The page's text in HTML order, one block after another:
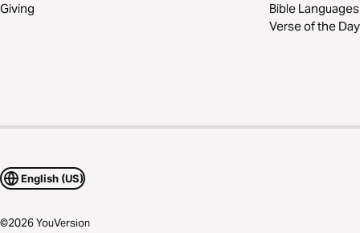
Giving
Bible Languages
Verse of the Day
English (US)
©2026YouVersion